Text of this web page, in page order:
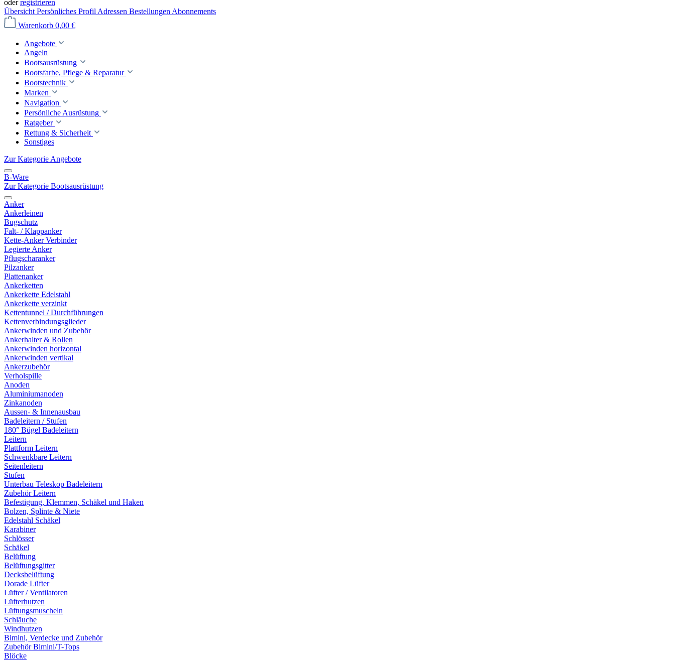
oderregistrieren
Übersicht Persönliches Profil Adressen Bestellungen Abonnements
Warenkorb 0,00 €
Angebote
Angeln
Bootsausrüstung
Bootsfarbe, Pflege & Reparatur
Bootstechnik
Marken
Navigation
Persönliche Ausrüstung
Ratgeber
Rettung & Sicherheit
Sonstiges
Zur Kategorie Angebote
B-Ware
Zur Kategorie Bootsausrüstung
Anker
Ankerleinen
Bugschutz
Falt- / Klappanker
Kette-Anker Verbinder
Legierte Anker
Pflugscharanker
Pilzanker
Plattenanker
Ankerketten
Ankerkette Edelstahl
Ankerkette verzinkt
Kettentunnel / Durchführungen
Kettenverbindungsglieder
Ankerwinden und Zubehör
Ankerhalter & Rollen
Ankerwinden horizontal
Ankerwinden vertikal
Ankerzubehör
Verholspille
Anoden
Aluminiumanoden
Zinkanoden
Aussen- & Innenausbau
Badeleitern / Stufen
180° Bügel Badeleitern
Leitern
Plattform Leitern
Schwenkbare Leitern
Seitenleitern
Stufen
Unterbau Teleskop Badeleitern
Zubehör Leitern
Befestigung, Klemmen, Schäkel und Haken
Bolzen, Splinte & Niete
Edelstahl Schäkel
Karabiner
Schlösser
Schäkel
Belüftung
Belüftungsgitter
Decksbelüftung
Dorade Lüfter
Lüfter / Ventilatoren
Lüfterhutzen
Lüftungsmuscheln
Schläuche
Windhutzen
Bimini, Verdecke und Zubehör
Zubehör Bimini/T-Tops
Blöcke